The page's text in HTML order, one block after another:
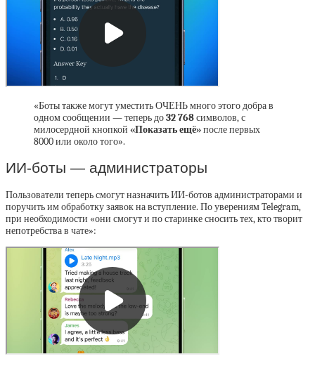
«Боты также могут уместить ОЧЕНЬ много этого добра в
одном сообщении — теперь до32 768символов, с
милосердной кнопкой «Показать ещё»после первых
8000 или около того».
ИИ-боты — администраторы
Пользователи теперь смогут назначить ИИ-ботов администраторами и
поручить им обработку заявок на вступление. По уверениям Telegram,
при необходимости «они смогут и по старинке сносить тех, кто творит
непотребства в чате»: